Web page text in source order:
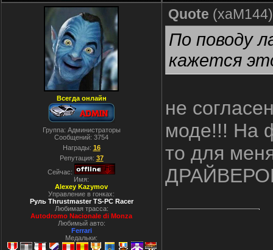
Всегда онлайн
Группа: Администраторы
Сообщений: 3754
Награды: 16
Репутация: 37
Сейчас:
Имя:
Alexey Kazymov
Управление в гонках:
Руль Thrustmaster TS-PC Racer
Любимая трасса:
Autodromo Nacionale di Monza
Любимый авто:
Ferrari
Медальки:
Quote (xaM144)
По поводу
кажется
не
моде!!! На
то для